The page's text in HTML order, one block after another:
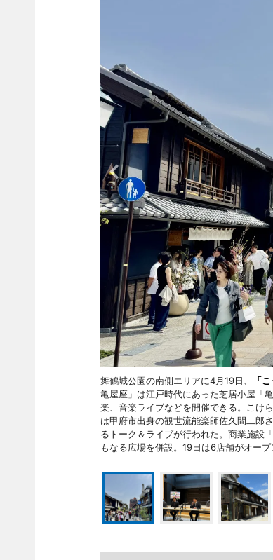
舞鶴城公園の南側エリアに4月19日、 「
亀屋座」は江戸時代にあった芝居小屋「
楽、音楽ライブなどを開催できる。こけ
は甲府市出身の観世流能楽師佐久間二郎
るトーク＆ライブが行われた。商業施設
もなる広場を併設。19日は6店舗がオープ